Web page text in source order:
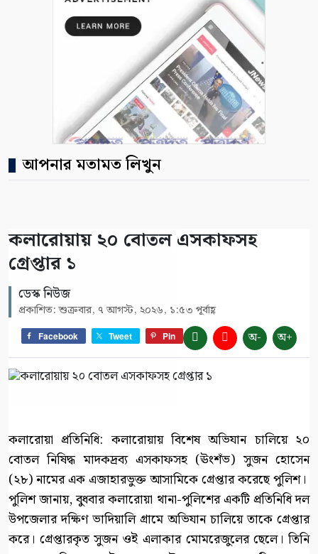
আপনার মতামত লিখুন
কলারোয়ায় ২০ বোতল এসকাফসহ
গ্রেপ্তার ১
ডেস্ক নিউজ
প্রকাশিত: শুক্রবার, ৭ আগস্ট, ২০২৬, ১:৫৩ পূর্বাহ্ণ
Facebook Tweet Pin অ- অ+
কলারোয়া প্রতিনিধি: কলারোয়ায় বিশেষ অভিযান চালিয়ে ২০
বোতল নিষিদ্ধ মাদকদ্রব্য এসকাফসহ (ঊংশঁভ) সুজন হোসেন
(২৮) নামের এক এজাহারভুক্ত আসামিকে গ্রেপ্তার করেছে পুলিশ।
পুলিশ জানায়, বুধবার কলারোয়া থানা-পুলিশের একটি প্রতিনিধি দল
উপজেলার দক্ষিণ ভাদিয়ালি গ্রামে অভিযান চালিয়ে তাকে গ্রেপ্তার
করে। গ্রেপ্তারকৃত সুজন ওই এলাকার মোমরেজুলের ছেলে। তিনি